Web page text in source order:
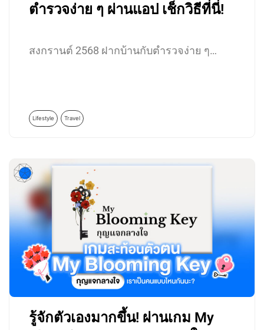
ตำรวจง่าย ๆ ผ่านแอป เช็กวิธีที่นี่!
สงกรานต์ 2568 ฝากบ้านกับตำรวจง่าย ๆ…
Lifestyle Travel
รู้จักตัวเองมากขึ้น! ผ่านเกม My